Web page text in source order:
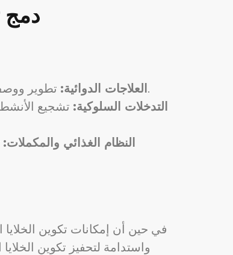
دمج
العلاجات الدوائية: تطوير ووصف الأدوية المعروفة بتعزيز تكوين الخلايا العصبية الجديدة جنبًا إلى جنب مع مضادات الاكتئاب التقليدية.
التدخلات السلوكية: تشجيع
النظام الغذائي والمكملات:
في حين أن إمكانات تكوين الخلايا
واستدامة لتحفيز تكوين